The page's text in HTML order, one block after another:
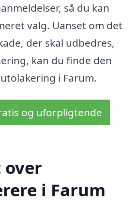
så du kan
valg. Uanset om det
der skal udbedres,
kan du finde den
i Farum.
og uforpligtende
over
i Farum